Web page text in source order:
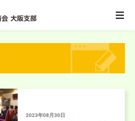
2023年08月30日